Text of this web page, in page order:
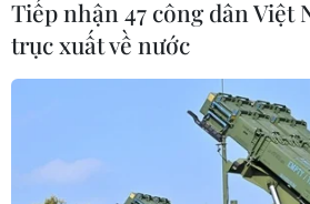
Tiếp nhận 47 công dân Việt
trục xuất về nước